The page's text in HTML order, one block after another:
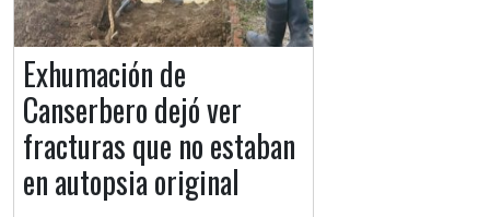
Exhumación de
Canserbero dejó ver
fracturas que no estaban
en autopsia original